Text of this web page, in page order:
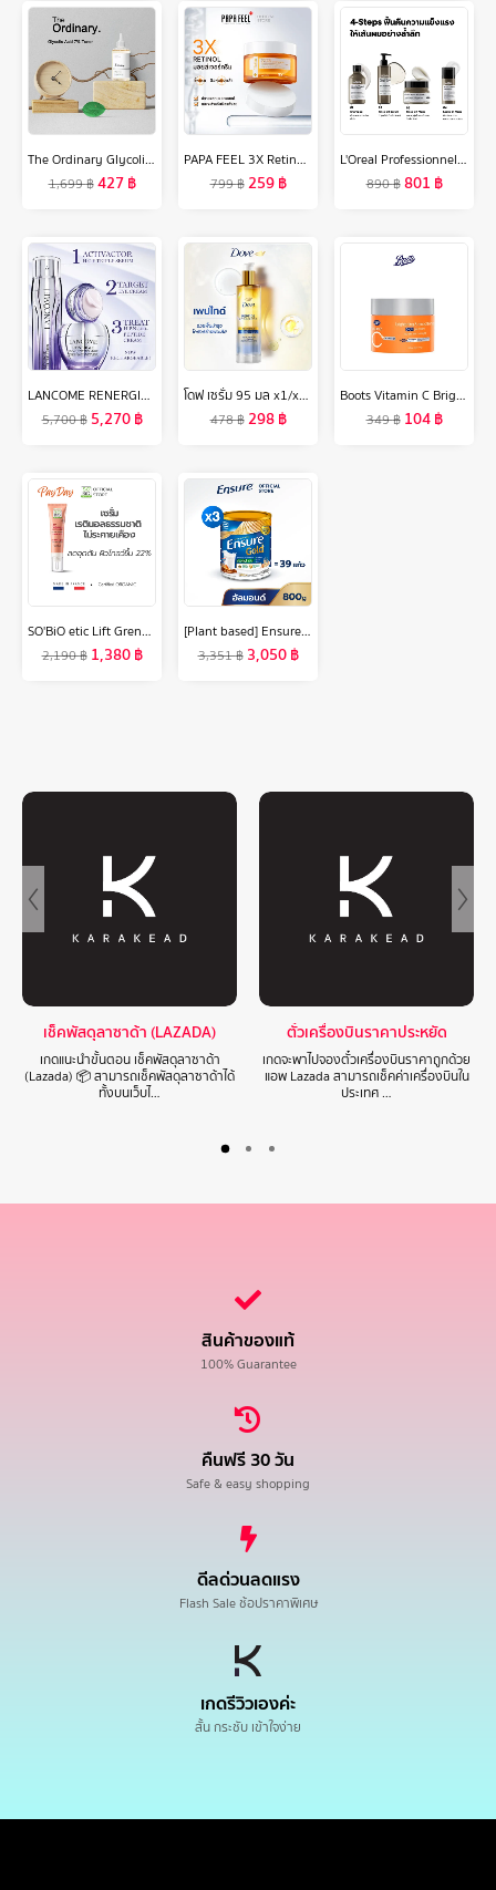
The Ordinary Glycolic Acid 7% Cleans Pores Toning Solution Exfoliates Blackheads peel 240ml
1,699฿427฿
PAPA FEEL 3X Retinol Anti-aging Moisturizerมอยเจอร์ไรเซอร์ต่ออายุเรตินอลที่อ่อนโยน 30g（ครีมลดเลือนริ้วรอย）
799฿259฿
L'Oreal Professionnel ABSOLUT REPAIR MOLECULAR LEAVE-IN MASQUE 50ML ลีฟ-อิน ทรีตเมนต์ เนื้อครีมบางเบา บำรุงล้ำลึกถึงชั้นไฟเบอร์ (ลีฟ-อิน ทรีตเมนต์, เสริมแกนผมให้กลับมาแข็งแรง, L'Oreal Pro,L'Oreal Professional,LOreal Pro,LOreal Professional)
890฿801 ฿
LANCOME RENERGIE H.C.F. TRIPLE SERUM 50 ML ลังโคมเซรั่มผสาน 3 พลัง ป้องกันริ้วรอยแห่งวัยในหนึ่งเดียว (เซรั่ม ลังโคม ริ้วรอย ไฮยา วิตซี)
5,700฿ 5,270฿
โดฟ เซรั่ม 95 มล x1/x2 Dove Serum 95 ml x1/x2
478฿298฿
Boots Vitamin C Brightening& Smoothing Night Gel Cream บู๊ทส์ วิตามิน ซี แอดวานซ์ ไบร์ทเทนนิ่ง แอนด์ สมูทติ้ง ไนท์ เจล ครีม 50 มล
349฿ 104฿
SO'BiO etic Lift Grenade Serum เรตินอลธรรมชาติ ไม่ระคายเคือง ผิวเรียบเนียนโกลว์ (SB-045)
2,190฿ 1,380฿
[Plant based] Ensure Gold เอนชัวร์ โกลด์ กลิ่นอัลมอนด์ สูตรโปรตีนธัญพืช 800g 3 กระป๋อง Ensure Gold Plant Based 800g x3
3,351฿ 3,050฿
เช็คพัสดุลาซาด้า (LAZADA)
เกดแนะนำขั้นตอน เช็คพัสดุลาซาด้า
(Lazada) 📦 สามารถเช็คพัสดุลาซาด้าได้
ทั้งบนเว็บไ…
ตั๋วเครื่องบินราคาประหยัด
เกดจะพาไปจองตั๋วเครื่องบินราคาถูกด้วย
แอพ Lazada สามารถเช็คค่าเครื่องบินใน
ประเทศ …
สินค้าของแท้
100% Guarantee
คืนฟรี 30 วัน
Safe & easy shopping
ดีลด่วนลดแรง
Flash Sale ช้อปราคาพิเศษ
เกดรีวิวเองค่ะ
สั้น กระชับ เข้าใจง่าย